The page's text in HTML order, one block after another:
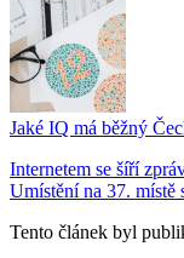
Jaké IQ má běžný
Internetem se šíří
Umístění na 37. místě
Tento článek byl